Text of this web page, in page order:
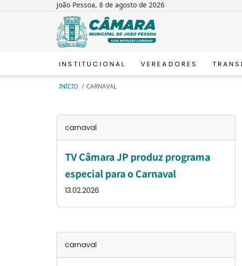
João Pessoa, 8 de agosto de 2026
INSTITUCIONAL VEREADORES
INÍCIO / CARNAVAL
carnaval
TV Câmara JP produz programa
especial para o Carnaval
13.02.2026
carnaval